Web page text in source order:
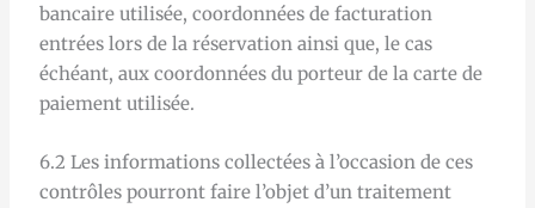
bancaire utilisée, coordonnées de facturation
entrées lors de la réservation ainsi que, le cas
échéant, aux coordonnées du porteur de la carte de
paiement utilisée.
6.2 Les informations collectées à l’occasion de ces
contrôles pourront faire l’objet d’un traitement